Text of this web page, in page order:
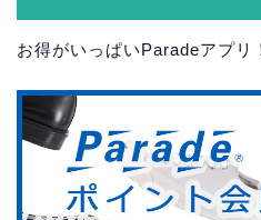
お得がいっぱいParadeアプリ